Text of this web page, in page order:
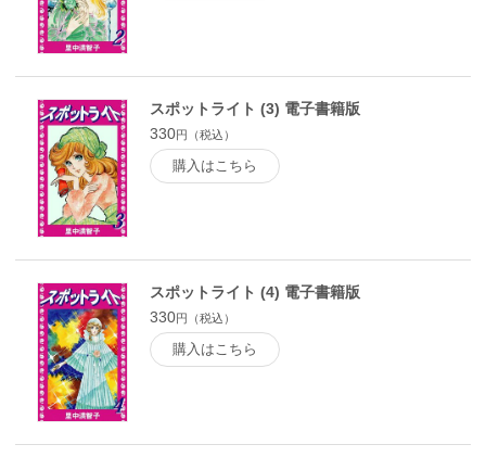
スポットライト (3) 電子書籍版
330円（税込）
購入はこちら
スポットライト (4) 電子書籍版
330円（税込）
購入はこちら